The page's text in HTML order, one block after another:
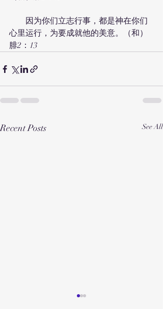
因为你们立志行事，都是神在你们
心里运行，为要成就他的美意。（和）
腓2：13
Recent Posts See All